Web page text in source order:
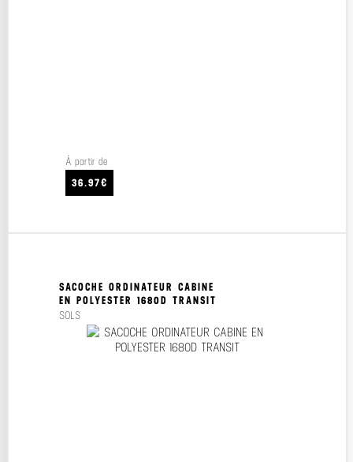
À partir de
36.97€
SACOCHE ORDINATEUR CABINE
EN POLYESTER 1680D TRANSIT
SOLS